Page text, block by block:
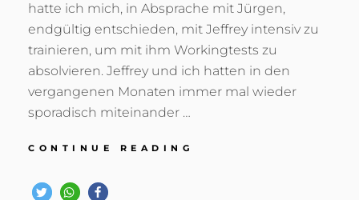
hatte ich mich, in Absprache mit Jürgen,
endgültig entschieden, mit Jeffrey intensiv zu
trainieren, um mit ihm Workingtests zu
absolvieren. Jeffrey und ich hatten in den
vergangenen Monaten immer mal wieder
sporadisch miteinander …
CONTINUE READING